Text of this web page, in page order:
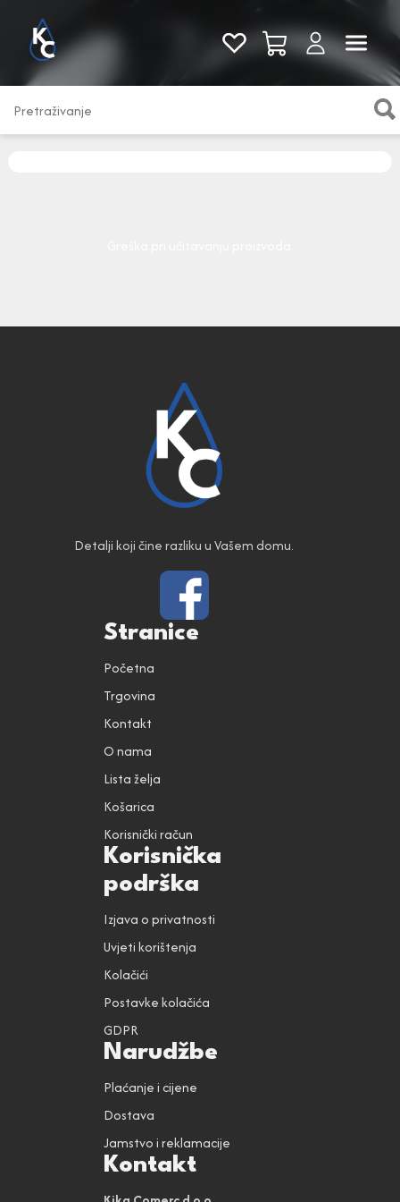
Pogledaj sve
Detalji koji čine razliku u Vašem domu.
Stranice
Početna
Trgovina
Kontakt
O nama
Lista želja
Košarica
Korisnički račun
Korisnička
podrška
Izjava o privatnosti
Uvjeti korištenja
Kolačići
Postavke kolačića
GDPR
Narudžbe
Plaćanje i cijene
Dostava
Jamstvo i reklamacije
Kontakt